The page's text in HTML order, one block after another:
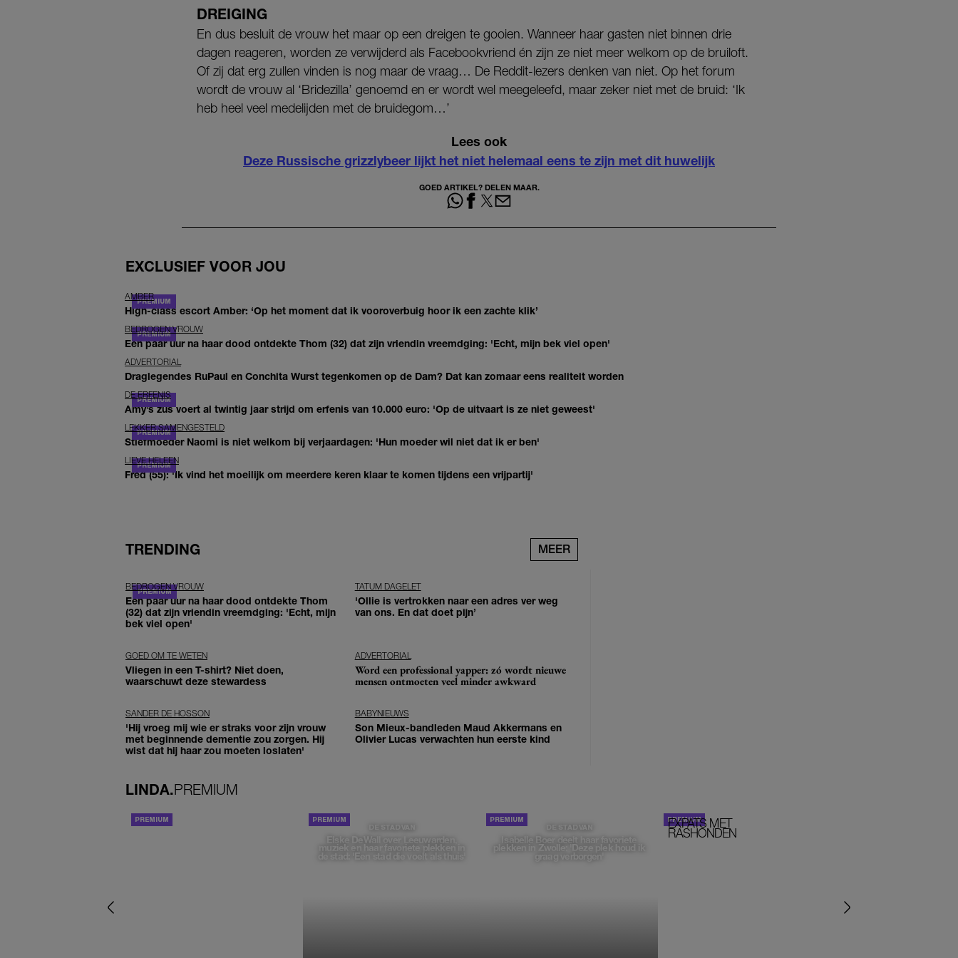
DREIGING
En dus besluit de vrouw het maar op een dreigen te gooien. Wanneer haar gasten niet binnen drie
dagen reageren, worden ze verwijderd als Facebookvriend én zijn ze niet meer welkom op de bruiloft.
Of zij dat erg zullen vinden is nog maar de vraag… De Reddit-lezers denken van niet. Op het forum
wordt de vrouw al ‘Bridezilla’ genoemd en er wordt wel meegeleefd, maar zeker niet met de bruid: ‘Ik
heb heel veel medelijden met de bruidegom…’
Lees ook
Deze Russische grizzlybeer lijkt het niet helemaal eens te zijn met dit huwelijk
GOED ARTIKEL? DELEN MAAR.
EXCLUSIEF VOOR JOU
AMBER
High-class escort Amber: ‘Op het moment dat ik vooroverbuig hoor ik een zachte klik’
BEDROGEN VROUW
Een paar uur na haar dood ontdekte Thom (32) dat zijn vriendin vreemdging: 'Echt, mijn bek viel open'
ADVERTORIAL
Draglegendes RuPaul en Conchita Wurst tegenkomen op de Dam? Dat kan zomaar eens realiteit worden
DE ERFENIS
Amy’s zus voert al twintig jaar strijd om erfenis van 10.000 euro: 'Op de uitvaart is ze niet geweest'
LEKKER SAMENGESTELD
Stiefmoeder Naomi is niet welkom bij verjaardagen: 'Hun moeder wil niet dat ik er ben'
LIEVE HELEEN
Fred (55): 'Ik vind het moeilijk om meerdere keren klaar te komen tijdens een vrijpartij'
TRENDING MEER
BEDROGEN VROUW
Een paar uur na haar dood ontdekte Thom
(32) dat zijn vriendin vreemdging: 'Echt, mijn
bek viel open'
TATUM DAGELET
'Ollie is vertrokken naar een adres ver weg
van ons. En dat doet pijn’
GOED OM TE WETEN
Vliegen in een T-shirt? Niet doen,
waarschuwt deze stewardess
ADVERTORIAL
Word een professional yapper: zó wordt nieuwe
mensen ontmoeten veel minder awkward
SANDER DE HOSSON
'Hij vroeg mij wie er straks voor zijn vrouw
met beginnende dementie zou zorgen. Hij
wist dat hij haar zou moeten loslaten'
BABYNIEUWS
Son Mieux-bandleden Maud Akkermans en
Olivier Lucas verwachten hun eerste kind
LINDA.PREMIUM
DE STAD VAN
Elske DeWall over Leeuwarden,
muziek en haar favoriete plekken in
de stad: 'Een stad die voelt als thuis'
DE STAD VAN
Isabelle Boer deelt haar favoriete
plekken in Zwolle: 'Deze plek houd ik
graag verborgen'
EXPATS MET
RASHONDEN